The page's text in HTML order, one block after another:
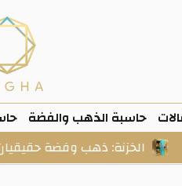
حاسبة الذهب والفضة
ذهب وفضة حقيقيان، شراء